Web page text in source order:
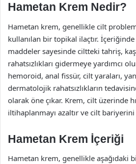
Hametan Krem Nedir?
Hametan krem, genellikle cilt
kullanılan bir topikal ilaçtır.
maddeler sayesinde ciltteki tahriş,
rahatsızlıkları gidermeye yardımcı
hemoroid, anal fissür, cilt yaraları,
dermatolojik rahatsızlıkların
olarak öne çıkar. Krem, cilt üzerinde
iltihaplanmayı azaltır ve cilt
Hametan Krem İçeriği
Hametan krem, genellikle aşağıdaki